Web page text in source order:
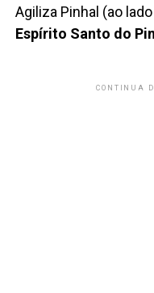
Agiliza Pinhal (ao
Espírito Santo do
CONTINUA